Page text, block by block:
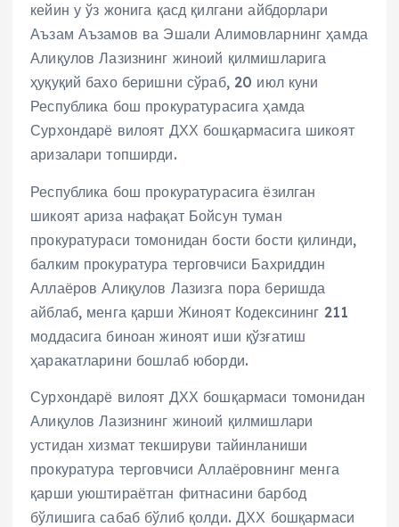
кейин у ўз жонига қасд қилгани айбдорлари
Аъзам Аъзамов ва Эшали Алимовларнинг ҳамда
Алиқулов Лазизнинг жиноий қилмишларига
ҳуқуқий бахо беришни сўраб, 20 июл куни
Республика бош прокуратурасига ҳамда
Сурхондарё вилоят ДХХ бошқармасига шикоят
аризалари топширди.
Республика бош прокуратурасига ёзилган
шикоят ариза нафақат Бойсун туман
прокуратураси томонидан бости бости қилинди,
балким прокуратура терговчиси Бахриддин
Аллаёров Алиқулов Лазизга пора беришда
айблаб, менга қарши Жиноят Кодексининг 211
моддасига биноан жиноят иши қўзғатиш
ҳаракатларини бошлаб юборди.
Сурхондарё вилоят ДХХ бошқармаси томонидан
Алиқулов Лазизнинг жиноий қилмишлари
устидан хизмат текшируви тайинланиши
прокуратура терговчиси Аллаёровнинг менга
қарши уюштираётган фитнасини барбод
бўлишига сабаб бўлиб қолди. ДХХ бошқармаси